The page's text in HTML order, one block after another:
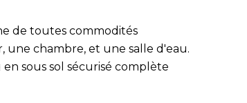
de toutes commodités
une chambre, et une salle d'eau.
sous sol sécurisé complète